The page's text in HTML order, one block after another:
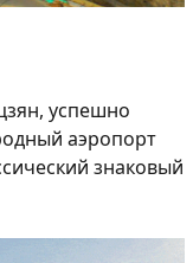
успешно
аэропорт
знаковый